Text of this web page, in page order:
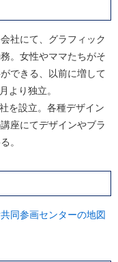
社にて、グラフィック
。女性やママたちがそ
できる、以前に増して
より独立。
を設立。各種デザイン
座にてデザインやブラ
。
同参画センターの地図